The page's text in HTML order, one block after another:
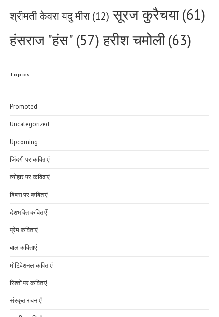
श्रीमती केवरा यदु मीरा (12) सूरज कुरैचया(61)
हंसराज "हंस" (57) हरीश चमोली(63)
Topics
Promoted
Uncategorized
Upcoming
जिंदगी पर कविताएं
त्योहार पर कविताएं
दिवस पर कविताएं
देशभक्ति कविताएँ
प्रेम कविताएं
बाल कविताएं
मोटिवेशनल कविताएं
रिश्तों पर कविताएं
संस्कृत रचनाएँ